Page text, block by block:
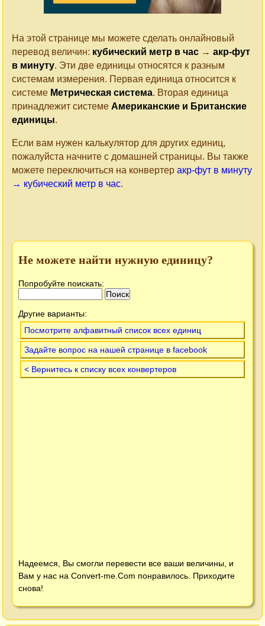
На этой странице мы можете сделать онлайновый
перевод величин: кубический метр в час → акр-фут
в минуту. Эти две единицы относятся к разным
системам измерения. Первая единица относится к
системе Метрическая система. Вторая единица
принадлежит системе Американские и Британские
единицы.
Если вам нужен калькулятор для других единиц,
пожалуйста начните с домашней страницы. Вы также
можете переключиться на конвертер акр-фут в минуту
→ кубический метр в час.
Не можете найти нужную единицу?
Попробуйте поискать:
Другие варианты:
Посмотрите алфавитный список всех единиц
Задайте вопрос на нашей странице в facebook
< Вернитесь к списку всех конвертеров
Надеемся, Вы смогли перевести все ваши величины, и
Вам у нас на Convert-me.Com понравилось. Приходите
снова!